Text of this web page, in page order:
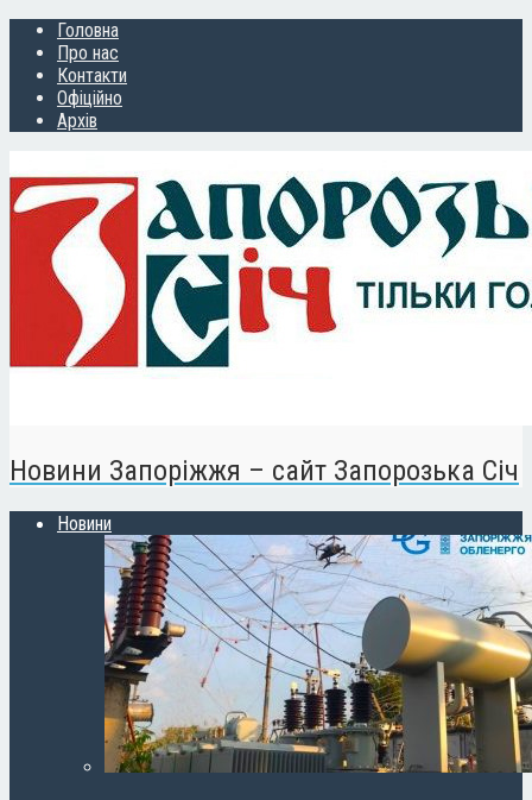
Головна
Про нас
Контакти
Офіційно
Архів
Новини Запоріжжя – сайт Запорозька Січ
Новини